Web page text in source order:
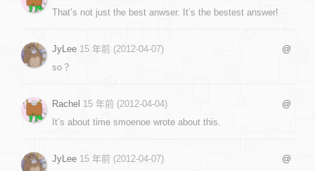
That’s not just the best anwser. It’s the bestest answer!
JyLee 15 年前 (2012-04-07)
@
so？
Rachel 15 年前 (2012-04-04)
@
It’s about time smoenoe wrote about this.
JyLee 15 年前 (2012-04-07)
@